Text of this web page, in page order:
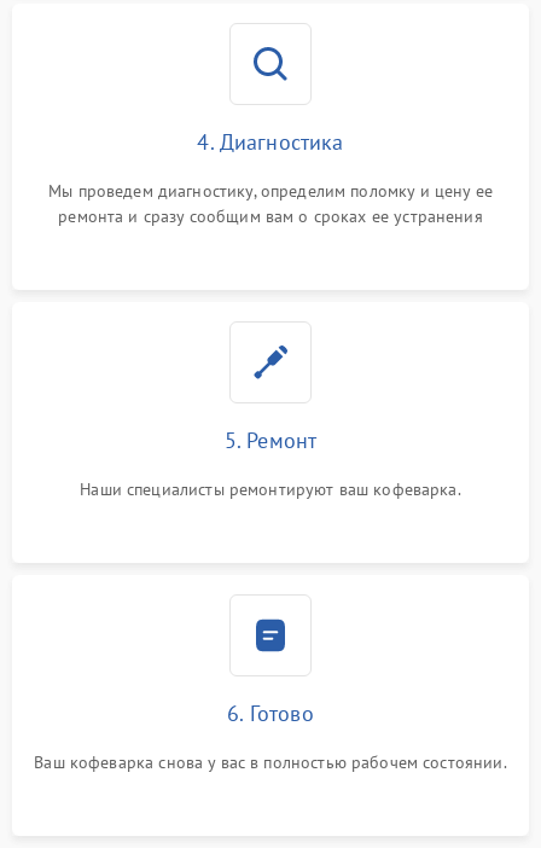
4. Диагностика
Мы проведем диагностику, определим поломку и цену ее
ремонта и сразу сообщим вам о сроках ее устранения
5. Ремонт
Наши специалисты ремонтируют ваш кофеварка.
6. Готово
Ваш кофеварка снова у вас в полностью рабочем состоянии.